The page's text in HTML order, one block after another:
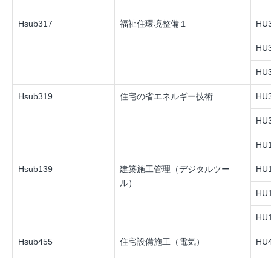
Hsub317 福祉住環境整備１
Hsub319 住宅の省エネルギー技術
Hsub139
建築施工管理（デジタルツー
ル）
Hsub455 住宅設備施工（電気）